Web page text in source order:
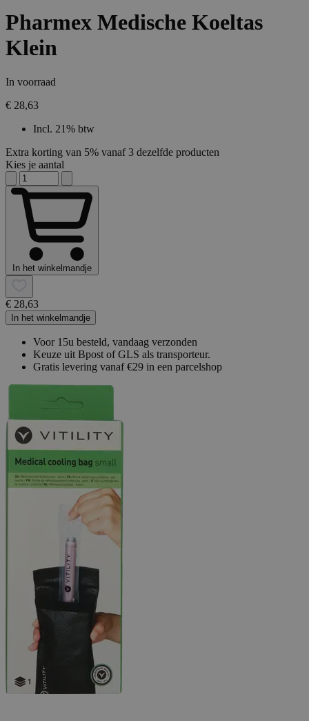
Pharmex Medische Koeltas
Klein
In voorraad
€ 28,63
Incl. 21% btw
Extra korting van 5% vanaf 3 dezelfde producten
Kies je aantal
In het winkelmandje
€ 28,63
In het winkelmandje
Voor 15u besteld, vandaag verzonden
Keuze uit Bpost of GLS als transporteur.
Gratis levering vanaf €29 in een parcelshop